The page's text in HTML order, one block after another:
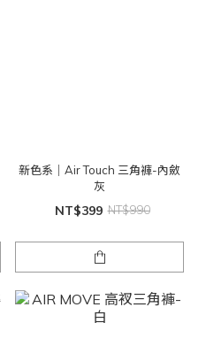
新色系｜Air Touch 三角褲-內斂
灰
NT$399 NT$990